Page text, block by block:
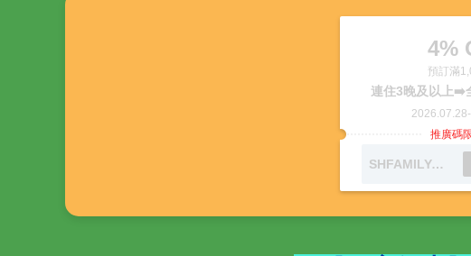
4%
預訂滿
連住3晚及以上➡️
2026.07.28-
推廣碼
SHFAMILYAUG01